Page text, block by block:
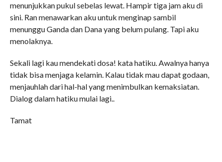
menunjukkan pukul sebelas lewat. Hampir tiga jam aku di
sini. Ran menawarkan aku untuk menginap sambil
menunggu Ganda dan Dana yang belum pulang. Tapi aku
menolaknya.
Sekali lagi kau mendekati dosa! kata hatiku. Awalnya hanya
tidak bisa menjaga kelamin. Kalau tidak mau dapat godaan,
menjauhlah dari hal-hal yang menimbulkan kemaksiatan.
Dialog dalam hatiku mulai lagi..
Tamat